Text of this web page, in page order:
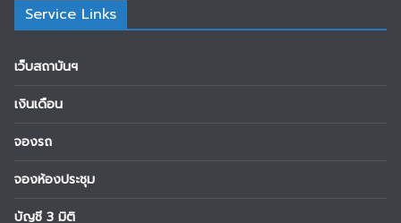
Service Links
เว็บสถาบันฯ
เงินเดือน
จองรถ
จองห้องประชุม
บัญชี 3 มิติ